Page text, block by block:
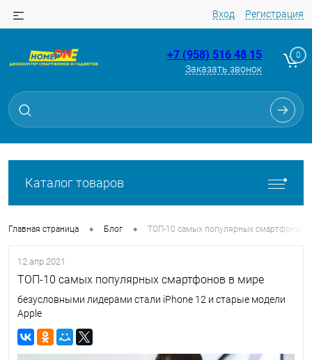
Вход Регистрация
+7 (958) 516 48 15
Заказать звонок
0
Каталог товаров
Главная страница • Блог • ТОП-10 самых популярных смартфонов
12.апр.2021
ТОП-10 самых популярных смартфонов в мире
безусловными лидерами стали iPhone 12 и старые модели
Apple